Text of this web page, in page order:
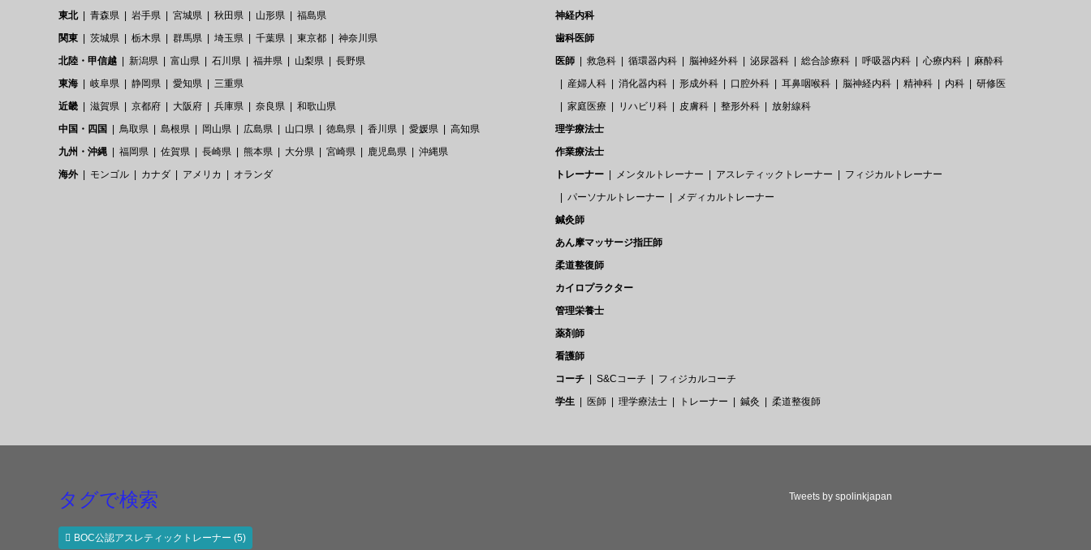
東北
青森県 岩手県 宮城県 秋田県 山形県
福島県
関東
茨城県 栃木県 群馬県 埼玉県 千葉県 東京都
神奈川県
北陸・甲信越
新潟県 富山県 石川県 福井県 山梨県
長野県
東海
岐阜県 静岡県 愛知県
三重県
近畿
滋賀県 京都府 大阪府 兵庫県 奈良県
和歌山県
中国・四国
鳥取県 島根県 岡山県 広島県 山口県 徳島県 香川県 愛媛県
高知県
九州・沖縄
福岡県 佐賀県 長崎県 熊本県 大分県 宮崎県 鹿児島県
沖縄県
海外
モンゴル カナダ アメリカ オランダ
神経内科
歯科医師
医師
救急科 循環器内科 脳神経外科 泌尿器科 総合診療科 呼吸器内科 心療内科
麻酔科
産婦人科
消化器内科 形成外科 口腔外科 耳鼻咽喉科 脳神経内科 精神科 内科
研修医
家庭医療
リハビリ科 皮膚科 整形外科
放射線科
理学療法士
作業療法士
トレーナー
メンタルトレーナー アスレティックトレーナー
フィジカルトレーナー
パーソナルトレーナー
メディカルトレーナー
鍼灸師
あん摩マッサージ指圧師
柔道整復師
カイロプラクター
管理栄養士
薬剤師
看護師
コーチ
S&Cコーチ
フィジカルコーチ
学生
医師 理学療法士 トレーナー 鍼灸 柔道整復師
タグで検索
BOC公認アスレティックトレーナー (5)
Tweets by spolinkjapan